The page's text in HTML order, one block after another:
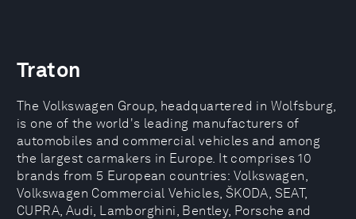
Traton
The Volkswagen Group, headquartered in Wolfsburg,
is one of the world's leading manufacturers of
automobiles and commercial vehicles and among
the largest carmakers in Europe. It comprises 10
brands from 5 European countries: Volkswagen,
Volkswagen Commercial Vehicles, ŠKODA, SEAT,
CUPRA, Audi, Lamborghini, Bentley, Porsche and